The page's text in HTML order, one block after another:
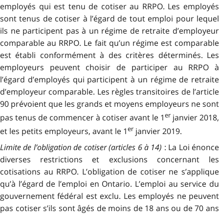
employés qui est tenu de cotiser au RRPO. Les employés
sont tenus de cotiser à l’égard de tout emploi pour lequel
ils ne participent pas à un régime de retraite d’employeur
comparable au RRPO. Le fait qu’un régime est comparable
est établi conformément à des critères déterminés. Les
employeurs peuvent choisir de participer au RRPO à
l’égard d’employés qui participent à un régime de retraite
d’employeur comparable. Les règles transitoires de l’article
90 prévoient que les grands et moyens employeurs ne sont
pas tenus de commencer à cotiser avant le 1er janvier 2018,
et les petits employeurs, avant le 1er janvier 2019.
Limite de l’obligation de cotiser (articles 6 à 14) : La Loi énonce
diverses restrictions et exclusions concernant les
cotisations au RRPO. L’obligation de cotiser ne s’applique
qu’à l’égard de l’emploi en Ontario. L’emploi au service du
gouvernement fédéral est exclu. Les employés ne peuvent
pas cotiser s’ils sont âgés de moins de 18 ans ou de 70 ans